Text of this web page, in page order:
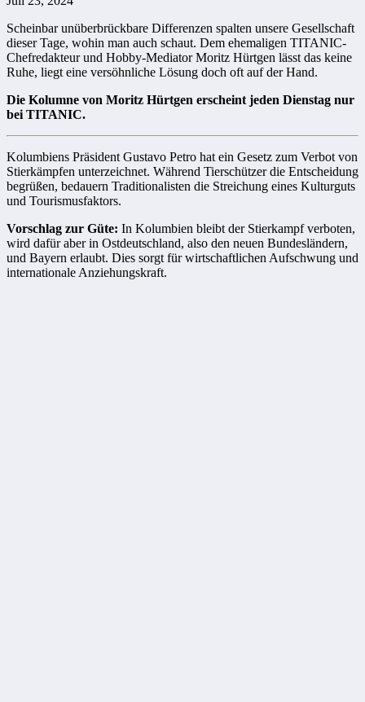
Scheinbar unüberbrückbare Differenzen spalten unsere Gesellschaft
dieser Tage, wohin man auch schaut. Dem ehemaligen TITANIC-
Chefredakteur und Hobby-Mediator Moritz Hürtgen lässt das keine
Ruhe, liegt eine versöhnliche Lösung doch oft auf der Hand.
Die Kolumne von Moritz Hürtgen erscheint jeden Dienstag nur
bei TITANIC.
Kolumbiens Präsident Gustavo Petro hat ein Gesetz zum Verbot von
Stierkämpfen unterzeichnet. Während Tierschützer die Entscheidung
begrüßen, bedauern Traditionalisten die Streichung eines Kulturguts
und Tourismusfaktors.
Vorschlag zur Güte: In Kolumbien bleibt der Stierkampf verboten,
wird dafür aber in Ostdeutschland, also den neuen Bundesländern,
und Bayern erlaubt. Dies sorgt für wirtschaftlichen Aufschwung und
internationale Anziehungskraft.